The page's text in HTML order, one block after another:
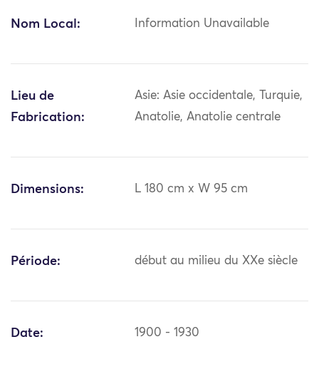
Nom Local: Information Unavailable
Lieu de
Fabrication:
Asie: Asie occidentale, Turquie,
Anatolie, Anatolie centrale
Dimensions: L 180 cm x W 95 cm
Période: début au milieu du XXe siècle
Date: 1900 - 1930